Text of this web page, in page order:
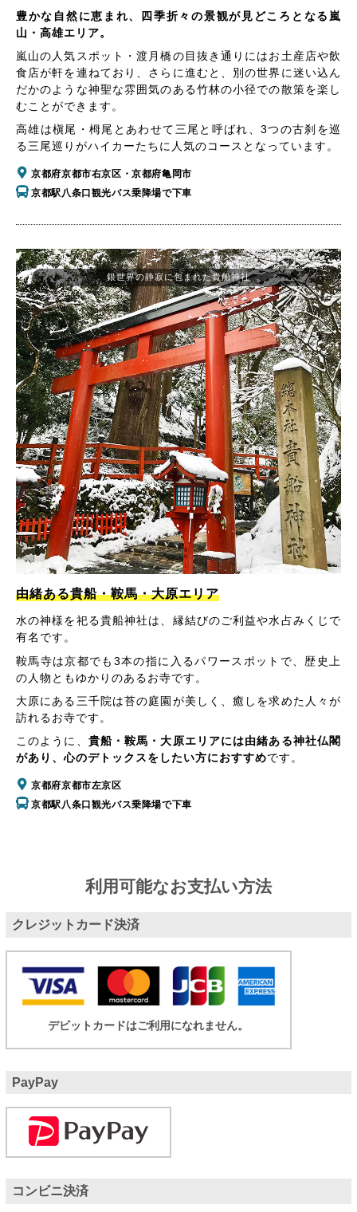
豊かな自然に恵まれ、四季折々の景観が見どころとなる嵐
山・高雄エリア。
嵐山の人気スポット・渡月橋の目抜き通りにはお土産店や飲
食店が軒を連ねており、さらに進むと、別の世界に迷い込ん
だかのような神聖な雰囲気のある竹林の小径での散策を楽し
むことができます。
高雄は槇尾・栂尾とあわせて三尾と呼ばれ、3つの古刹を巡
る三尾巡りがハイカーたちに人気のコースとなっています。
京都府京都市右京区・京都府亀岡市
京都駅八条口観光バス乗降場で下車
由緒ある貴船・鞍馬・大原エリア
水の神様を祀る貴船神社は、縁結びのご利益や水占みくじで
有名です。
鞍馬寺は京都でも3本の指に入るパワースポットで、歴史上
の人物ともゆかりのあるお寺です。
大原にある三千院は苔の庭園が美しく、癒しを求めた人々が
訪れるお寺です。
このように、 貴船・鞍馬・大原エリアには由緒ある神社仏閣
があり、心のデトックスをしたい方におすすめです。
京都府京都市左京区
京都駅八条口観光バス乗降場で下車
銀世界の静寂に包まれた貴船神社
利用可能なお支払い方法
クレジットカード決済
デビットカードはご利用になれません。
PayPay
コンビニ決済